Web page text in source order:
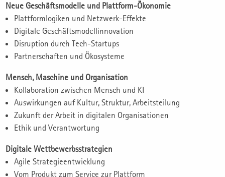
Neue Geschäftsmodelle und Plattform-Ökonomie
Plattformlogiken und Netzwerk-Effekte
Digitale Geschäftsmodellinnovation
Disruption durch Tech-Startups
Partnerschaften und Ökosysteme
Mensch, Maschine und Organisation
Kollaboration zwischen Mensch und KI
Auswirkungen auf Kultur, Struktur, Arbeitsteilung
Zukunft der Arbeit in digitalen Organisationen
Ethik und Verantwortung
Digitale Wettbewerbsstrategien
Agile Strategieentwicklung
Vom Produkt zum Service zur Plattform